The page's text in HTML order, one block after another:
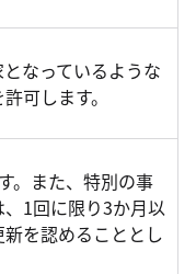
なっているような
可します。
。また、特別の事
1回に限り3か月以
を認めることとし